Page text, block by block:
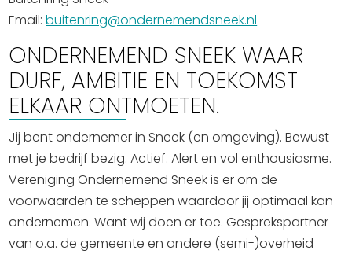
Email:buitenring@ondernemendsneek.nl
ONDERNEMEND SNEEK WAAR
DURF, AMBITIE EN TOEKOMST
ELKAAR ONTMOETEN.
Jij bent ondernemer in Sneek (en omgeving). Bewust
met je bedrijf bezig. Actief. Alert en vol enthousiasme.
Vereniging Ondernemend Sneek is er om de
voorwaarden te scheppen waardoor jij optimaal kan
ondernemen. Want wij doen er toe. Gesprekspartner
van o.a. de gemeente en andere (semi-)overheid